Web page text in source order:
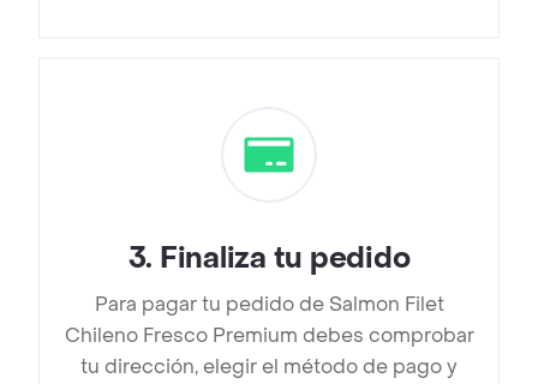
3. Finaliza tu pedido
Para pagar tu pedido de Salmon Filet
Chileno Fresco Premium debes comprobar
tu dirección, elegir el método de pago y